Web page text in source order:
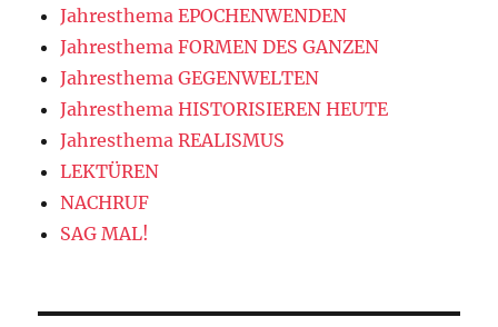
Jahresthema EPOCHENWENDEN
Jahresthema FORMEN DES GANZEN
Jahresthema GEGENWELTEN
Jahresthema HISTORISIEREN HEUTE
Jahresthema REALISMUS
LEKTÜREN
NACHRUF
SAG MAL!